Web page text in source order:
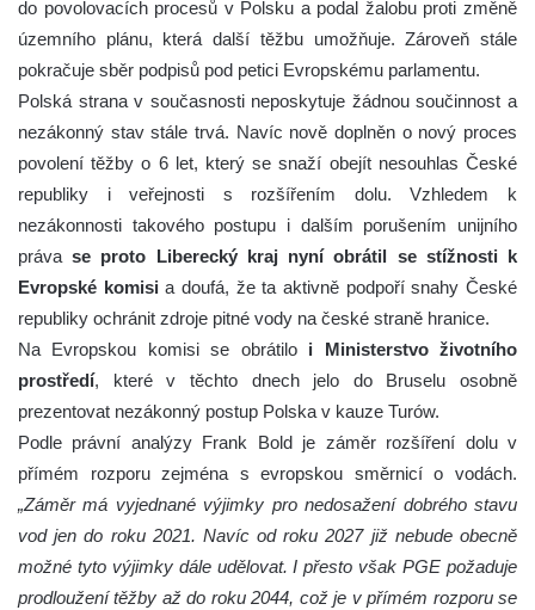
do povolovacích procesů v Polsku a podal žalobu proti změně
územního plánu, která další těžbu umožňuje. Zároveň stále
pokračuje sběr podpisů pod petici Evropskému parlamentu.
Polská strana v současnosti neposkytuje žádnou součinnost a
nezákonný stav stále trvá. Navíc nově doplněn o nový proces
povolení těžby o 6 let, který se snaží obejít nesouhlas České
republiky i veřejnosti s rozšířením dolu. Vzhledem k
nezákonnosti takového postupu i dalším porušením unijního
právase proto Liberecký kraj nyní obrátil se stížnosti k
Evropské komisi a doufá, že ta aktivně podpoří snahy České
republiky ochránit zdroje pitné vody na české straně hranice.
Na Evropskou komisi se obrátilo i Ministerstvo životního
prostředí, které v těchto dnech jelo do Bruselu osobně
prezentovat nezákonný postup Polska v kauze Turów.
Podle právní analýzy Frank Bold je záměr rozšíření dolu v
přímém rozporu zejména s evropskou směrnicí o vodách.
„Záměr má vyjednané výjimky pro nedosažení dobrého stavu
vod jen do roku 2021. Navíc od roku 2027 již nebude obecně
možné tyto výjimky dále udělovat. I přesto však PGE požaduje
prodloužení těžby až do roku 2044, což je v přímém rozporu se